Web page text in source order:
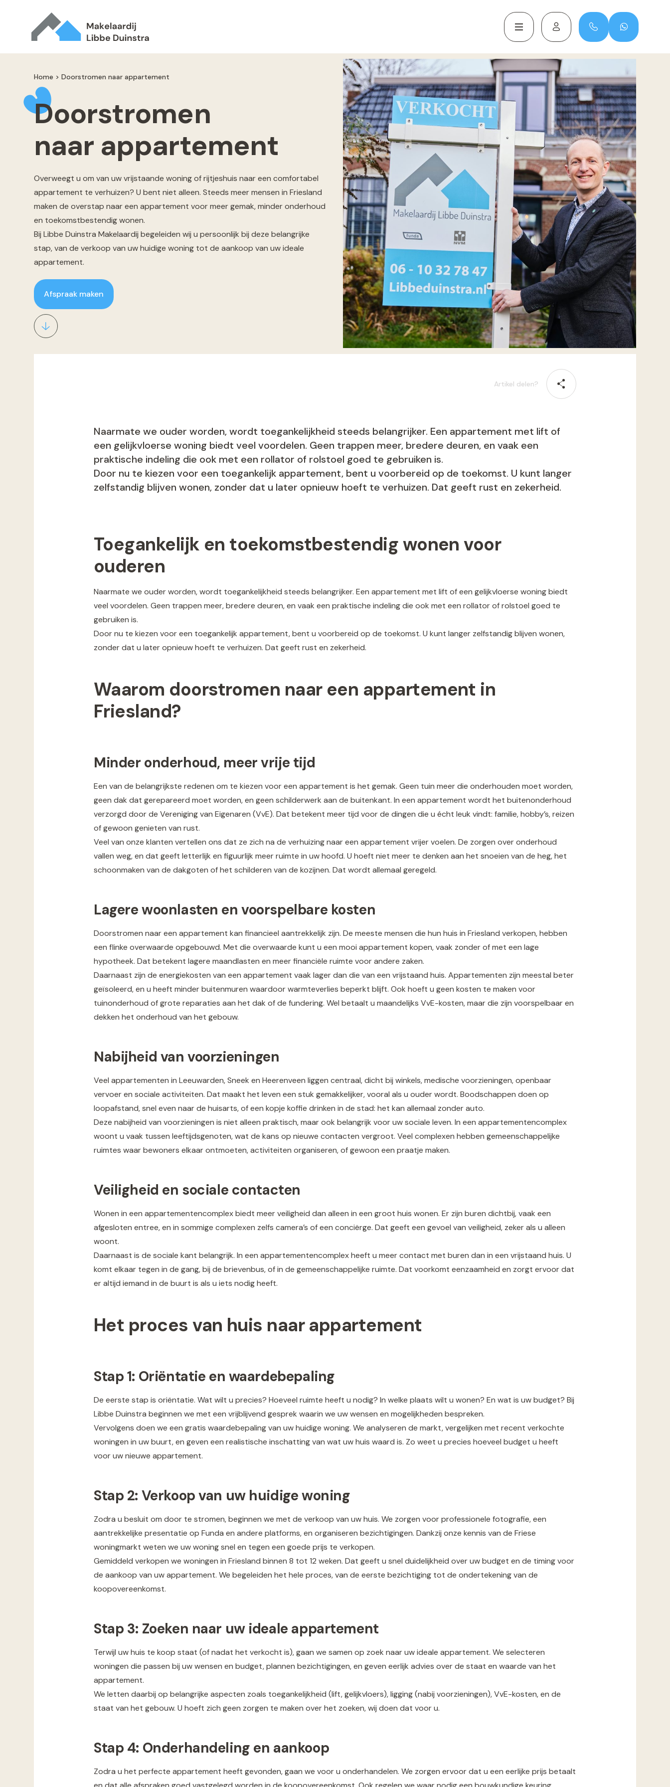
Home > Doorstromen naar appartement
Doorstromen
naar appartement
Overweegt u om van uw vrijstaande woning of rijtjeshuis naar een comfortabel
appartement te verhuizen? U bent niet alleen. Steeds meer mensen in Friesland
maken de overstap naar een appartement voor meer gemak, minder onderhoud
en toekomstbestendig wonen.
Bij Libbe Duinstra Makelaardij begeleiden wij u persoonlijk bij deze belangrijke
stap, van de verkoop van uw huidige woning tot de aankoop van uw ideale
appartement.
Afspraak maken
Artikel delen?
Naarmate we ouder worden, wordt toegankelijkheid steeds belangrijker. Een appartement met lift of
een gelijkvloerse woning biedt veel voordelen. Geen trappen meer, bredere deuren, en vaak een
praktische indeling die ook met een rollator of rolstoel goed te gebruiken is.
Door nu te kiezen voor een toegankelijk appartement, bent u voorbereid op de toekomst. U kunt langer
zelfstandig blijven wonen, zonder dat u later opnieuw hoeft te verhuizen. Dat geeft rust en zekerheid.
Toegankelijk en toekomstbestendig wonen voor
ouderen
Naarmate we ouder worden, wordt toegankelijkheid steeds belangrijker. Een appartement met lift of een gelijkvloerse woning biedt
veel voordelen. Geen trappen meer, bredere deuren, en vaak een praktische indeling die ook met een rollator of rolstoel goed te
gebruiken is.
Door nu te kiezen voor een toegankelijk appartement, bent u voorbereid op de toekomst. U kunt langer zelfstandig blijven wonen,
zonder dat u later opnieuw hoeft te verhuizen. Dat geeft rust en zekerheid.
Waarom doorstromen naar een appartement in
Friesland?
Minder onderhoud, meer vrije tijd
Een van de belangrijkste redenen om te kiezen voor een appartement is het gemak. Geen tuin meer die onderhouden moet worden,
geen dak dat gerepareerd moet worden, en geen schilderwerk aan de buitenkant. In een appartement wordt het buitenonderhoud
verzorgd door de Vereniging van Eigenaren (VvE). Dat betekent meer tijd voor de dingen die u écht leuk vindt: familie, hobby’s, reizen
of gewoon genieten van rust.
Veel van onze klanten vertellen ons dat ze zich na de verhuizing naar een appartement vrijer voelen. De zorgen over onderhoud
vallen weg, en dat geeft letterlijk en figuurlijk meer ruimte in uw hoofd. U hoeft niet meer te denken aan het snoeien van de heg, het
schoonmaken van de dakgoten of het schilderen van de kozijnen. Dat wordt allemaal geregeld.
Lagere woonlasten en voorspelbare kosten
Doorstromen naar een appartement kan financieel aantrekkelijk zijn. De meeste mensen die hun huis in Friesland verkopen, hebben
een flinke overwaarde opgebouwd. Met die overwaarde kunt u een mooi appartement kopen, vaak zonder of met een lage
hypotheek. Dat betekent lagere maandlasten en meer financiële ruimte voor andere zaken.
Daarnaast zijn de energiekosten van een appartement vaak lager dan die van een vrijstaand huis. Appartementen zijn meestal beter
geïsoleerd, en u heeft minder buitenmuren waardoor warmteverlies beperkt blijft. Ook hoeft u geen kosten te maken voor
tuinonderhoud of grote reparaties aan het dak of de fundering. Wel betaalt u maandelijks VvE-kosten, maar die zijn voorspelbaar en
dekken het onderhoud van het gebouw.
Nabijheid van voorzieningen
Veel appartementen in Leeuwarden, Sneek en Heerenveen liggen centraal, dicht bij winkels, medische voorzieningen, openbaar
vervoer en sociale activiteiten. Dat maakt het leven een stuk gemakkelijker, vooral als u ouder wordt. Boodschappen doen op
loopafstand, snel even naar de huisarts, of een kopje koffie drinken in de stad: het kan allemaal zonder auto.
Deze nabijheid van voorzieningen is niet alleen praktisch, maar ook belangrijk voor uw sociale leven. In een appartementencomplex
woont u vaak tussen leeftijdsgenoten, wat de kans op nieuwe contacten vergroot. Veel complexen hebben gemeenschappelijke
ruimtes waar bewoners elkaar ontmoeten, activiteiten organiseren, of gewoon een praatje maken.
Veiligheid en sociale contacten
Wonen in een appartementencomplex biedt meer veiligheid dan alleen in een groot huis wonen. Er zijn buren dichtbij, vaak een
afgesloten entree, en in sommige complexen zelfs camera’s of een conciërge. Dat geeft een gevoel van veiligheid, zeker als u alleen
woont.
Daarnaast is de sociale kant belangrijk. In een appartementencomplex heeft u meer contact met buren dan in een vrijstaand huis. U
komt elkaar tegen in de gang, bij de brievenbus, of in de gemeenschappelijke ruimte. Dat voorkomt eenzaamheid en zorgt ervoor dat
er altijd iemand in de buurt is als u iets nodig heeft.
Het proces van huis naar appartement
Stap 1: Oriëntatie en waardebepaling
De eerste stap is oriëntatie. Wat wilt u precies? Hoeveel ruimte heeft u nodig? In welke plaats wilt u wonen? En wat is uw budget? Bij
Libbe Duinstra beginnen we met een vrijblijvend gesprek waarin we uw wensen en mogelijkheden bespreken.
Vervolgens doen we een gratis waardebepaling van uw huidige woning. We analyseren de markt, vergelijken met recent verkochte
woningen in uw buurt, en geven een realistische inschatting van wat uw huis waard is. Zo weet u precies hoeveel budget u heeft
voor uw nieuwe appartement.
Stap 2: Verkoop van uw huidige woning
Zodra u besluit om door te stromen, beginnen we met de verkoop van uw huis. We zorgen voor professionele fotografie, een
aantrekkelijke presentatie op Funda en andere platforms, en organiseren bezichtigingen. Dankzij onze kennis van de Friese
woningmarkt weten we uw woning snel en tegen een goede prijs te verkopen.
Gemiddeld verkopen we woningen in Friesland binnen 8 tot 12 weken. Dat geeft u snel duidelijkheid over uw budget en de timing voor
de aankoop van uw appartement. We begeleiden het hele proces, van de eerste bezichtiging tot de ondertekening van de
koopovereenkomst.
Stap 3: Zoeken naar uw ideale appartement
Terwijl uw huis te koop staat (of nadat het verkocht is), gaan we samen op zoek naar uw ideale appartement. We selecteren
woningen die passen bij uw wensen en budget, plannen bezichtigingen, en geven eerlijk advies over de staat en waarde van het
appartement.
We letten daarbij op belangrijke aspecten zoals toegankelijkheid (lift, gelijkvloers), ligging (nabij voorzieningen), VvE-kosten, en de
staat van het gebouw. U hoeft zich geen zorgen te maken over het zoeken, wij doen dat voor u.
Stap 4: Onderhandeling en aankoop
Zodra u het perfecte appartement heeft gevonden, gaan we voor u onderhandelen. We zorgen ervoor dat u een eerlijke prijs betaalt